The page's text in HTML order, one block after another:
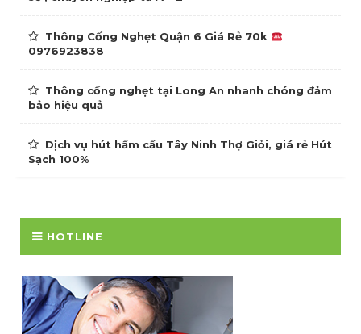
Thông Cống Nghẹt Quận 6 Giá Rẻ 70k
0976923838
Thông cống nghẹt tại Long An nhanh chóng đảm
bảo hiệu quả
Dịch vụ hút hầm cầu Tây Ninh Thợ Giỏi, giá rẻ Hút
Sạch 100%
HOTLINE